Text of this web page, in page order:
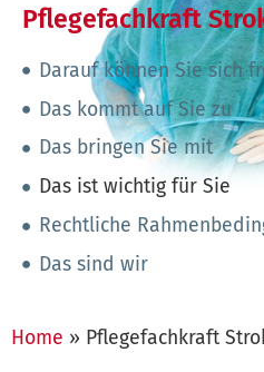
Pflegefachkraft
Darauf können Sie sich
Das kommt auf Sie zu
Das bringen Sie mit
Das ist wichtig für Sie
Rechtliche
Das sind wir
Home » Pflegefachkraft